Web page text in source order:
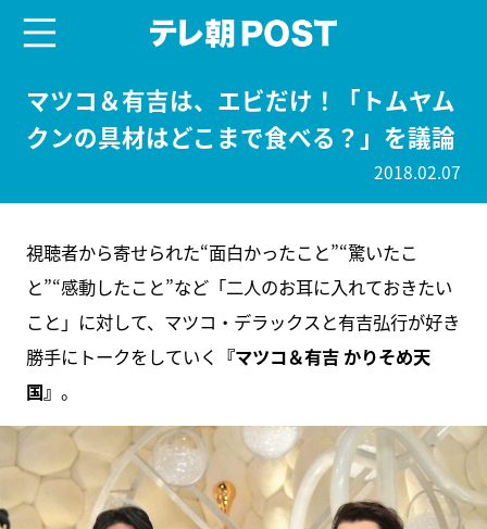
マツコ＆有吉は、エビだけ！「トムヤム
クンの具材はどこまで食べる？」を議論
2018.02.07
視聴者から寄せられた“面白かったこと”“驚いたこ
と”“感動したこと”など「二人のお耳に入れておきたい
こと」に対して、マツコ・デラックスと有吉弘行が好き
勝手にトークをしていく 『マツコ＆有吉 かりそめ天
国』 。